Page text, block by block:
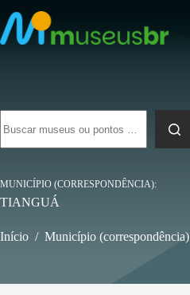
para
o
conteúdo
resultados
MUNICÍPIO (CORRESPONDÊNCIA)
TIANGUÁ
Início / Município (correspondência)